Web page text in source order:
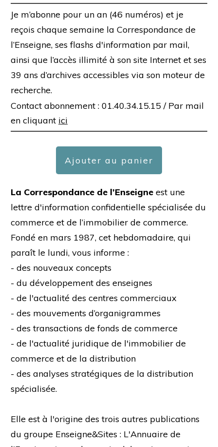
Je m’abonne pour un an (46 numéros) et je
reçois chaque semaine la Correspondance de
l’Enseigne, ses flashs d'information par mail,
ainsi que l’accès illimité à son site Internet et ses
39 ans d’archives accessibles via son moteur de
recherche.
Contact abonnement : 01.40.34.15.15 / Par mail
en cliquant ici
Ajouter au panier
La Correspondance de l’Enseigne est une
lettre d'information confidentielle spécialisée du
commerce et de l’immobilier de commerce.
Fondé en mars 1987, cet hebdomadaire, qui
paraît le lundi, vous informe :
- des nouveaux concepts
- du développement des enseignes
- de l'actualité des centres commerciaux
- des mouvements d’organigrammes
- des transactions de fonds de commerce
- de l'actualité juridique de l'immobilier de
commerce et de la distribution
- des analyses stratégiques de la distribution
spécialisée.
Elle est à l'origine des trois autres publications
du groupe Enseigne&Sites : L'Annuaire de